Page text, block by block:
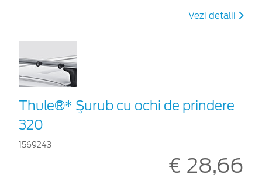
Vezi detalii
Thule®* Şurub cu ochi de prindere
320
1569243
€ 28,66